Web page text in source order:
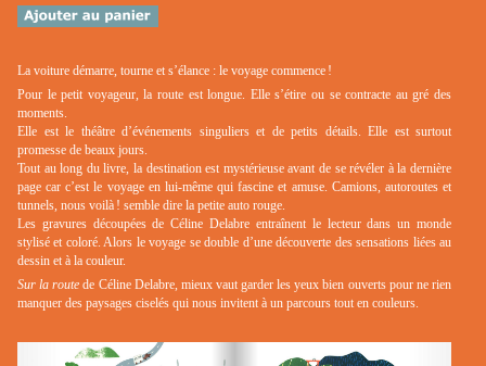
La voiture démarre, tourne et s’élance : le voyage commence !
Pour le petit voyageur, la route est longue. Elle s’étire ou se contracte au gré des
moments.
Elle est le théâtre d’événements singuliers et de petits détails. Elle est surtout
promesse de beaux jours.
Tout au long du livre, la destination est mystérieuse avant de se révéler à la dernière
page car c’est le voyage en lui-même qui fascine et amuse. Camions, autoroutes et
tunnels, nous voilà ! semble dire la petite auto rouge.
Les gravures découpées de Céline Delabre entraînent le lecteur dans un monde
stylisé et coloré. Alors le voyage se double d’une découverte des sensations liées au
dessin et à la couleur.
Sur la route de Céline Delabre, mieux vaut garder les yeux bien ouverts pour ne rien
manquer des paysages ciselés qui nous invitent à un parcours tout en couleurs.